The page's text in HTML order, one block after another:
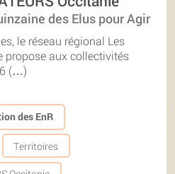
des Elus pour Agir
le réseau régional Les
propose aux collectivités
6 (…)
des EnR
Territoires